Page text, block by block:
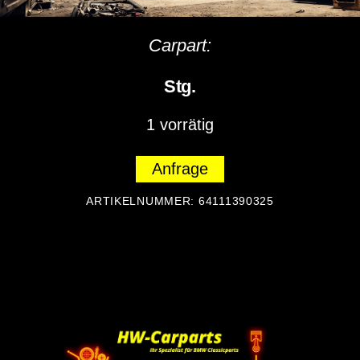
Carpart:
Stg.
1 vorrätig
Anfrage
ARTIKELNUMMER: 64111390325